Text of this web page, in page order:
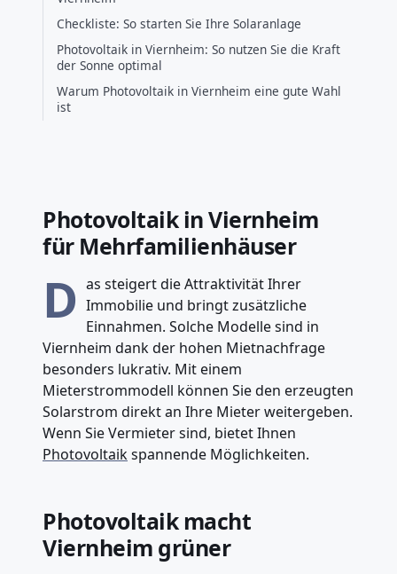
Checkliste: So starten Sie Ihre Solaranlage
Photovoltaik in Viernheim: So nutzen Sie die Kraft
der Sonne optimal
Warum Photovoltaik in Viernheim eine gute Wahl
ist
Photovoltaik in Viernheim
für Mehrfamilienhäuser
D as steigert die Attraktivität Ihrer
Immobilie und bringt zusätzliche
Einnahmen. Solche Modelle sind in
Viernheim dank der hohen Mietnachfrage
besonders lukrativ. Mit einem
Mieterstrommodell können Sie den erzeugten
Solarstrom direkt an Ihre Mieter weitergeben.
Wenn Sie Vermieter sind, bietet Ihnen
Photovoltaikspannende Möglichkeiten.
Photovoltaik macht
Viernheim grüner